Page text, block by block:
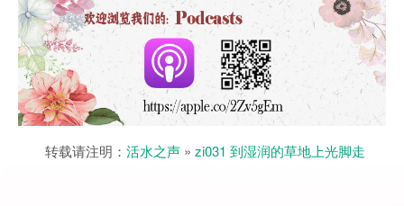
转载请注明： 活水之声 » zi031 到湿润的草地上光脚走